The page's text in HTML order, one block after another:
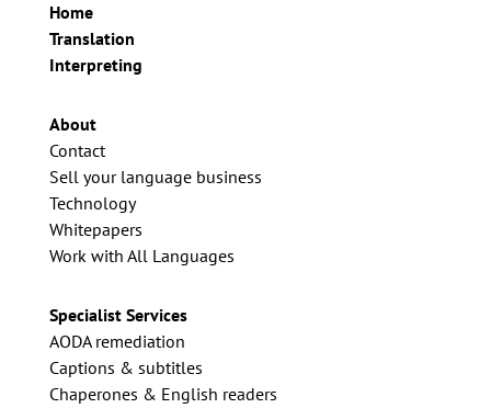
Home
Translation
Interpreting
About
Contact
Sell your language business
Technology
Whitepapers
Work with All Languages
Specialist Services
AODA remediation
Captions & subtitles
Chaperones & English readers